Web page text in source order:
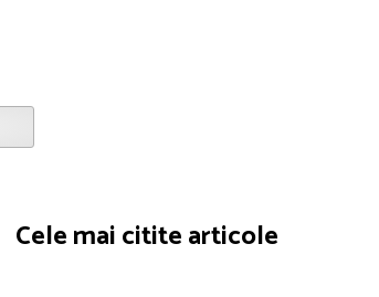
Cele mai citite articole